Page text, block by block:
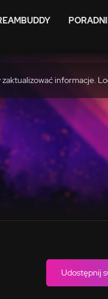
zaktualizować informacje.
Udostępnij